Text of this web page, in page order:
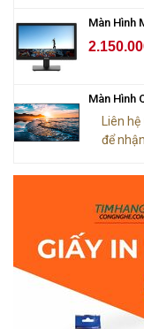
Màn Hình
Màn Hình
Liên hệ
để